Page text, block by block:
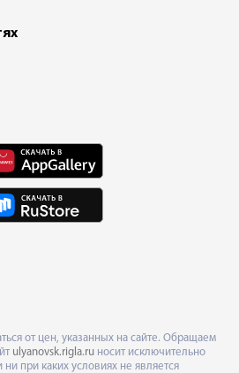
от цен, указанных на сайте. Обращаем
ulyanovsk.rigla.ru носит исключительно
при каких условиях не является